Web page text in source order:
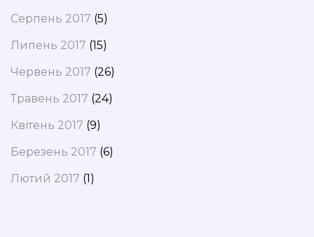
Серпень 2017 (5)
Липень 2017 (15)
Червень 2017 (26)
Травень 2017 (24)
Квітень 2017 (9)
Березень 2017 (6)
Лютий 2017 (1)